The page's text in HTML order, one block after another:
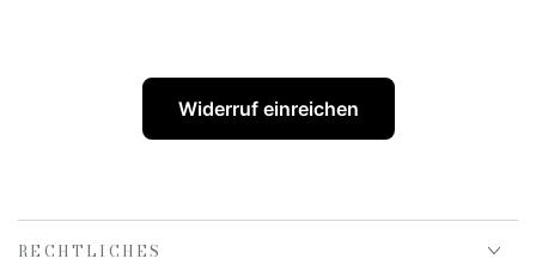
Widerruf einreichen
RECHTLICHES